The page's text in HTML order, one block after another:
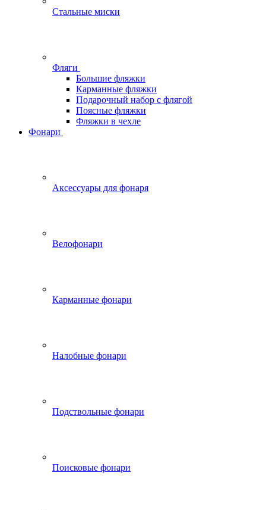
Стальные миски
Фляги
Большие фляжки
Карманные фляжки
Подарочный набор с флягой
Поясные фляжки
Фляжки в чехле
Фонари
Аксессуары для фонаря
Велофонари
Карманные фонари
Налобные фонари
Подствольные фонари
Поисковые фонари